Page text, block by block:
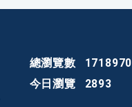
總瀏覽數
1718970
今日瀏覽
2893